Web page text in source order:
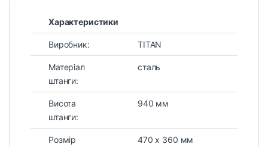
Характеристики
Виробник: TITAN
Матеріал
штанги:
сталь
Висота
штанги:
940 мм
Розмір
470 х 360 мм